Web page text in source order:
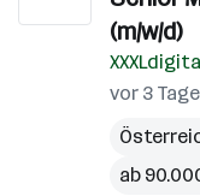
(m/w/d)
vor 3
ab